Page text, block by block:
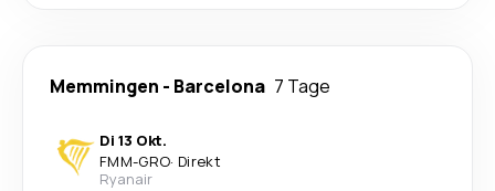
Memmingen - Barcelona 7 Tage
Di 13 Okt.
FMM-GRO· Direkt
Ryanair